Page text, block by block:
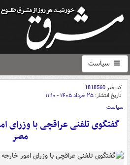
سیاست
کد خبر1818560
تاریخ انتشار: ۲۵ خرداد ۱۴۰۵ - ۱۱:۱۰
سیاست
گفتگوی تلفنی عراقچی با وزرای
مصر